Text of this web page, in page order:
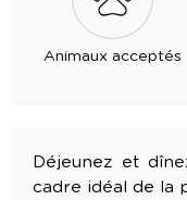
Animaux acceptés
Déjeunez et
cadre idéal de la